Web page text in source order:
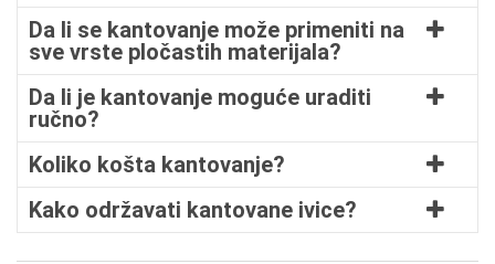
Da li se kantovanje može primeniti na
sve vrste pločastih materijala?
Da li je kantovanje moguće uraditi
ručno?
Koliko košta kantovanje?
Kako održavati kantovane ivice?